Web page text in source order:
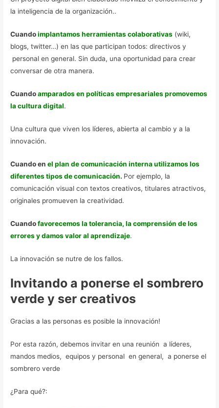
la inteligencia de la organización..
Cuandoimplantamos herramientas colaborativas (wiki,
blogs, twitter…) en las que participan todos: directivos y
personal en general. Sin duda, una oportunidad para crear
conversar de otra manera.
Cuandoamparados en políticas empresariales promovemos
la cultura digital.
Una cultura que viven los líderes, abierta al cambio y a la
innovación.
Cuando enel plan de comunicación interna utilizamos los
diferentes tipos de comunicación. Por ejemplo, la
comunicación visual con textos creativos, titulares atractivos,
originales promueven la creatividad.
Cuandofavorecemos la tolerancia, la comprensión de los
errores y damos valor al aprendizaje.
La innovación se nutre de los fallos.
Invitando a ponerse el sombrero
verde y ser creativos
Gracias a las personas es posible la innovación!
Por esta razón, debemos invitar en una reunión a líderes,
mandos medios, equipos y personal en general, a ponerse el
sombrero verde
¿Para qué?: